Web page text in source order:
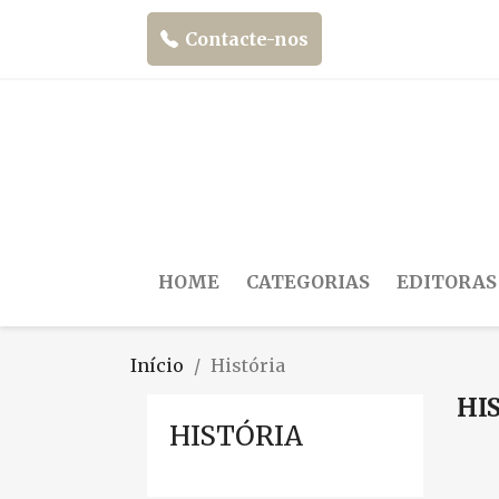
Contacte-nos
HOME CATEGORIAS EDITORAS
Início História
HISTÓRIA